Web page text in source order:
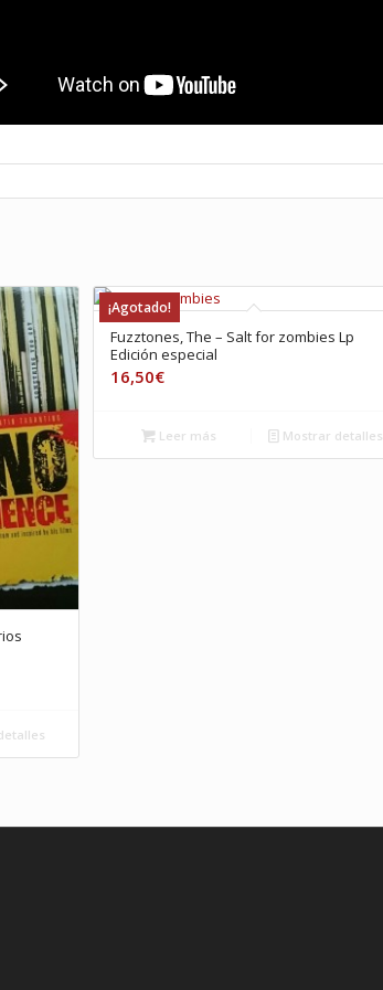
¡Agotado!
Fuzztones, The – Salt for zombies Lp
Edición especial
16,50€
Leer más Mostrar detalles